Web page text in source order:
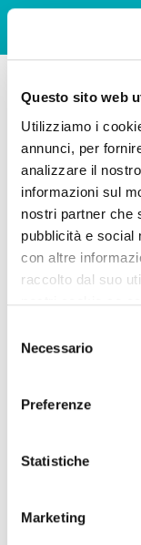
Questo sito web
Utilizziamo i
annunci, per
analizzare il
informazioni sul
nostri partner che
pubblicità e social
con altre
raccolto dal suo
delNecessario
Preferenze
Statistiche
Marketing